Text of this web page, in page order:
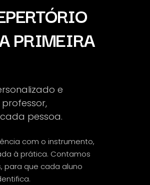
PRIMEIRA
e
pessoa.
com o instrumento,
à prática. Contamos
para que cada aluno